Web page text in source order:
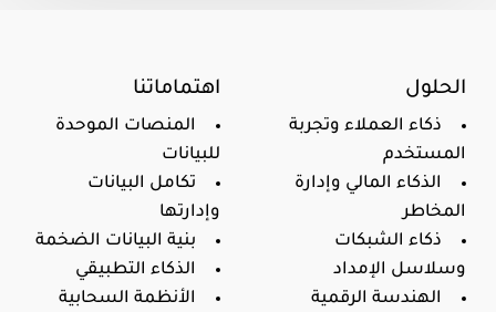
اهتماماتنا
المنصات الموحدة
للبيانات
تكامل البيانات
وإدارتها
بنية البيانات الضخمة
الذكاء التطبيقي
الأنظمة السحابية
الحلول
ذكاء العملاء وتجربة
المستخدم
الذكاء المالي وإدارة
المخاطر
ذكاء الشبكات
وسلاسل الإمداد
الهندسة الرقمية